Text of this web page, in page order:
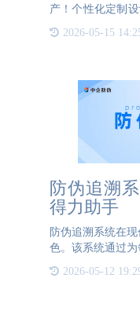
产！个性化定制
过程中添加特制
2026-05-15
防伪追溯
得力助手
防伪追溯系统在
色。该系统通过为
确保了产品的真
2026-05-12